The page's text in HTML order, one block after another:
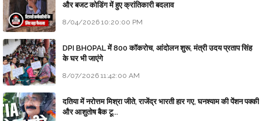
और बजट कोडिंग में हुए क्रांतिकारी बदलाव
8/04/2026 10:20:00 PM
DPI BHOPAL में 800 कॉकरोच, आंदोलन शुरू, मंत्री उदय प्रताप सिंह
के घर भी जाएंगे
8/07/2026 11:42:00 AM
दतिया में नरोत्तम मिश्रा जीते, राजेंद्र भारती हार गए, घनश्याम की पेंशन पक्की
और आशुतोष बैक टू...